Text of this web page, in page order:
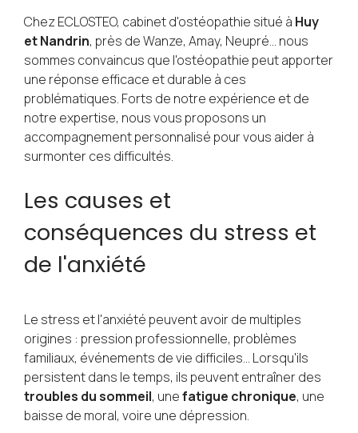
Chez ECLOSTEO, cabinet d'ostéopathie situé à Huy
et Nandrin, près de Wanze, Amay, Neupré... nous
sommes convaincus que l'ostéopathie peut apporter
une réponse efficace et durable à ces
problématiques. Forts de notre expérience et de
notre expertise, nous vous proposons un
accompagnement personnalisé pour vous aider à
surmonter ces difficultés.
Les causes et
conséquences du stress et
de l'anxiété
Le stress et l'anxiété peuvent avoir de multiples
origines : pression professionnelle, problèmes
familiaux, événements de vie difficiles... Lorsqu'ils
persistent dans le temps, ils peuvent entraîner des
troubles du sommeil, unefatigue chronique, une
baisse de moral, voire une dépression.